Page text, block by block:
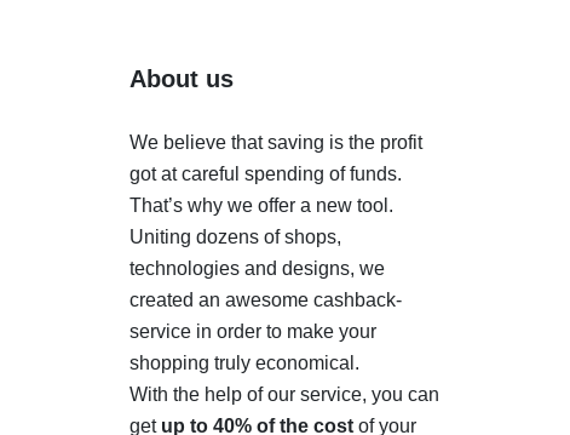
About us
We believe that saving is the profit
got at careful spending of funds.
That’s why we offer a new tool.
Uniting dozens of shops,
technologies and designs, we
created an awesome cashback-
service in order to make your
shopping truly economical.
With the help of our service, you can
get up to 40% of the costof your